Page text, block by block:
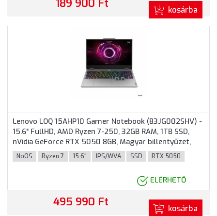
189 900 Ft kosárba
Lenovo LOQ 15AHP10 Gamer Notebook (83JG002SHV) -
15.6" FullHD, AMD Ryzen 7-250, 32GB RAM, 1TB SSD,
nVidia GeForce RTX 5050 8GB, Magyar billentyűzet,
Operációs rendszer nélkül, 3 év garancia, Sötétszürke
színben
NoOS Ryzen 7 15.6" IPS/WVA SSD RTX 5050
ELÉRHETŐ
495 990 Ft kosárba